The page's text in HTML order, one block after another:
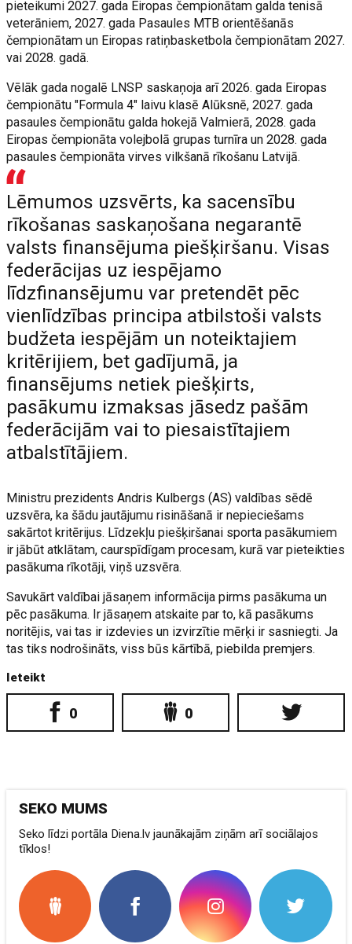
pieteikumi 2027. gada Eiropas čempionātam galda tenisā
veterāniem, 2027. gada Pasaules MTB orientēšanās
čempionātam un Eiropas ratiņbasketbola čempionātam 2027.
vai 2028. gadā.
Vēlāk gada nogalē LNSP saskaņoja arī 2026. gada Eiropas
čempionātu "Formula 4" laivu klasē Alūksnē, 2027. gada
pasaules čempionātu galda hokejā Valmierā, 2028. gada
Eiropas čempionāta volejbolā grupas turnīra un 2028. gada
pasaules čempionāta virves vilkšanā rīkošanu Latvijā.
Lēmumos uzsvērts, ka sacensību
rīkošanas saskaņošana negarantē
valsts finansējuma piešķiršanu. Visas
federācijas uz iespējamo
līdzfinansējumu var pretendēt pēc
vienlīdzības principa atbilstoši valsts
budžeta iespējām un noteiktajiem
kritērijiem, bet gadījumā, ja
finansējums netiek piešķirts,
pasākumu izmaksas jāsedz pašām
federācijām vai to piesaistītajiem
atbalstītājiem.
Ministru prezidents Andris Kulbergs (AS) valdības sēdē
uzsvēra, ka šādu jautājumu risināšanā ir nepieciešams
sakārtot kritērijus. Līdzekļu piešķiršanai sporta pasākumiem
ir jābūt atklātam, caurspīdīgam procesam, kurā var pieteikties
pasākuma rīkotāji, viņš uzsvēra.
Savukārt valdībai jāsaņem informācija pirms pasākuma un
pēc pasākuma. Ir jāsaņem atskaite par to, kā pasākums
noritējis, vai tas ir izdevies un izvirzītie mērķi ir sasniegti. Ja
tas tiks nodrošināts, viss būs kārtībā, piebilda premjers.
Ieteikt
0 0
SEKO MUMS
Seko līdzi portāla Diena.lv jaunākajām ziņām arī sociālajos
tīklos!